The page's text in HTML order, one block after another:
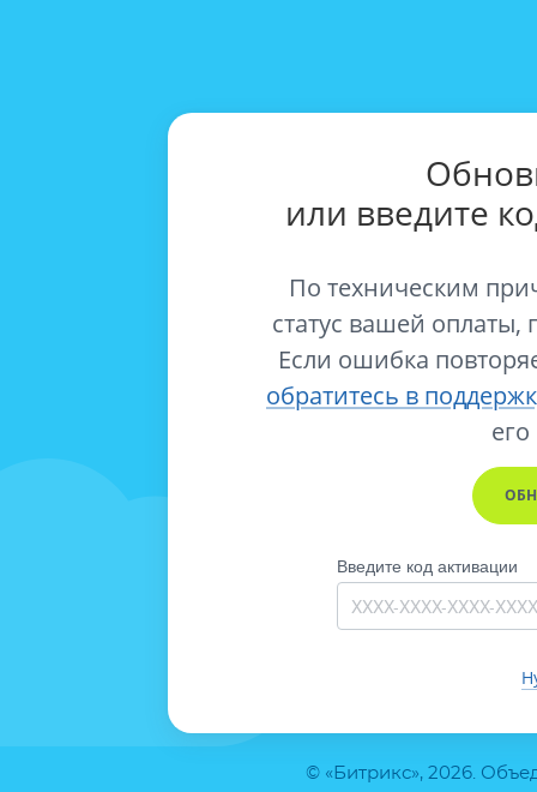
© «Битрикс», 2026.
или введите
По техническим
статус вашей оплаты,
Если ошибка
обратитесь в
его
Введите код активации